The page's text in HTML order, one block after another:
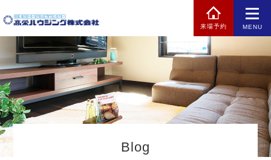
来場予約 MENU
Blog